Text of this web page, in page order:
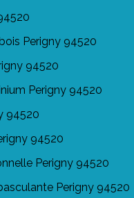
Perigny 94520
94520
Perigny 94520
94520
94520
Perigny 94520
Perigny 94520